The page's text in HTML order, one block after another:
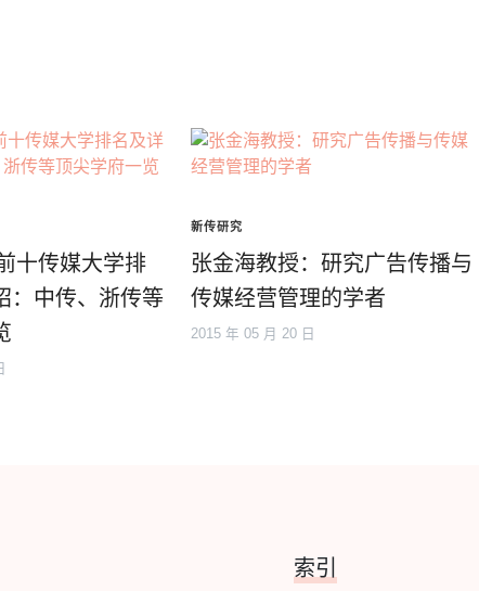
十传媒大学排
：中传、浙传等
新传研究
张金海教授：研究广告传播与
传媒经营管理的学者
2015 年 05 月 20 日
索引